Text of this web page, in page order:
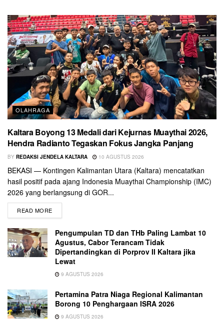
OLAHRAGA
Kaltara Boyong 13 Medali dari Kejurnas Muaythai 2026,
Hendra Radianto Tegaskan Fokus Jangka Panjang
BY REDAKSI JENDELA KALTARA 10 AGUSTUS 2026
BEKASI — Kontingen Kalimantan Utara (Kaltara) mencatatkan
hasil positif pada ajang Indonesia Muaythai Championship (IMC)
2026 yang berlangsung di GOR...
READ MORE
Pengumpulan TD dan THb Paling Lambat 10
Agustus, Cabor Terancam Tidak
Dipertandingkan di Porprov II Kaltara jika
Lewat
9 AGUSTUS 2026
Pertamina Patra Niaga Regional Kalimantan
Borong 10 Penghargaan ISRA 2026
9 AGUSTUS 2026